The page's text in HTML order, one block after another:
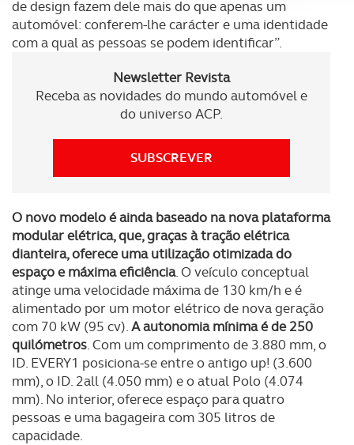
Adicionalmente partilhamos informação, relativa à sua
utilização do nosso site de publicidade e de análise, com
parceiros e organizações na UE e em países terceiros.
O ACP garantirá que as transferências internacionais de
dados pessoais serão realizadas apenas com o seu
experiência de navegação no Website e nos serviços
disponibilizados.
Consulte a política de cookies do site.
de design fazem dele mais do que apenas um
automóvel: conferem-lhe carácter e uma identidade
com a qual as pessoas se podem identificar”.
Newsletter Revista
Receba as novidades do mundo automóvel e
do universo ACP.
SUBSCREVER
O novo modelo é ainda baseado na nova plataforma
modular elétrica, que, graças à tração elétrica
dianteira, oferece uma utilização otimizada do
espaço e máxima eficiência. O veículo conceptual
atinge uma velocidade máxima de 130 km/h e é
alimentado por um motor elétrico de nova geração
com 70 kW (95 cv).A autonomia mínima é de 250
quilómetros. Com um comprimento de 3.880 mm, o
ID. EVERY1 posiciona-se entre o antigo up! (3.600
mm), o ID. 2all (4.050 mm) e o atual Polo (4.074
mm). No interior, oferece espaço para quatro
pessoas e uma bagageira com 305 litros de
capacidade.